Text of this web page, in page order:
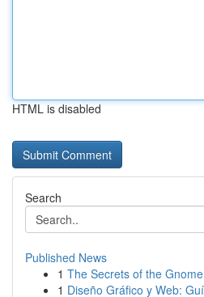
HTML is disabled
Search
Published News
1 The Secrets of the
1 Diseño Gráfico y Web: